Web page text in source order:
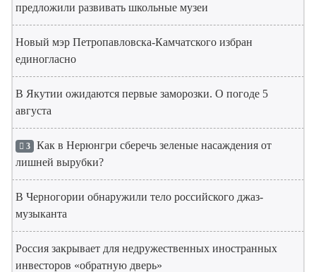
предложили развивать школьные музеи
Новый мэр Петропавловска-Камчатского избран
единогласно
В Якутии ожидаются первые заморозки. О погоде 5
августа
3 Как в Нерюнгри сберечь зеленые насаждения от
лишней вырубки?
В Черногории обнаружили тело российского джаз-
музыканта
Россия закрывает для недружественных иностранных
инвесторов «обратную дверь»